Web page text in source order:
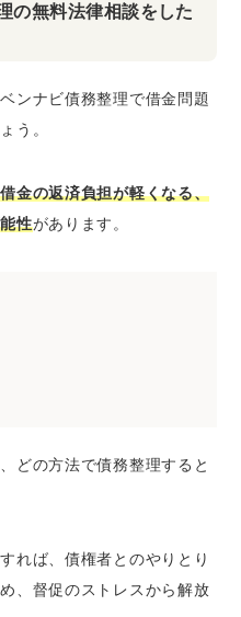
の無料法律相談をした
ンナビ債務整理で借金問題
う。
借金の返済負担が軽くなる、
性があります。
どの方法で債務整理すると
れば、債権者とのやりとり
、督促のストレスから解放